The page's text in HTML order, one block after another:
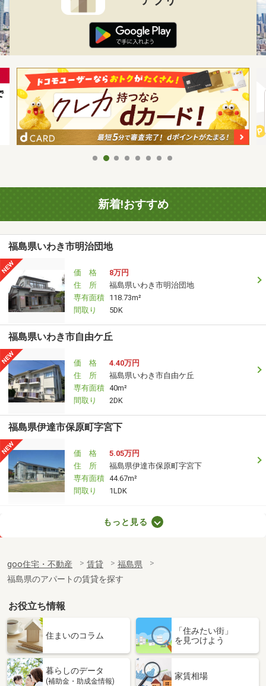
新着!おすすめ
福島県いわき市明治団地
価 格
8万円
住 所
福島県いわき市明治団地
専有面積 118.73m²
間取り
5DK
福島県いわき市自由ケ丘
価 格
4.40万円
住 所
福島県いわき市自由ケ丘
専有面積 40m²
間取り
2DK
福島県伊達市保原町字宮下
価 格
5.05万円
住 所
福島県伊達市保原町字宮下
専有面積 44.67m²
間取り
1LDK
専有面積
43.31m²
間取り
1LDK
福島県郡山市富久山町久保田字古坦
価 格
6.50万円
福島県郡山市富久山町久保田字古坦
専有面積 43.24m²
間取り
もっと見る
goo住宅・不動産 賃貸
福島県
福島県のアパートの賃貸を探す
お役立ち情報
住まいのコラム
「住みたい街」
を見つけよう
暮らしのデータ
(補助金・助成金情報)
家賃相場